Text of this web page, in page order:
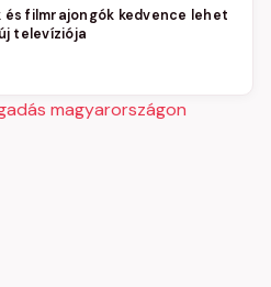
és filmrajongók kedvence lehet
televíziója